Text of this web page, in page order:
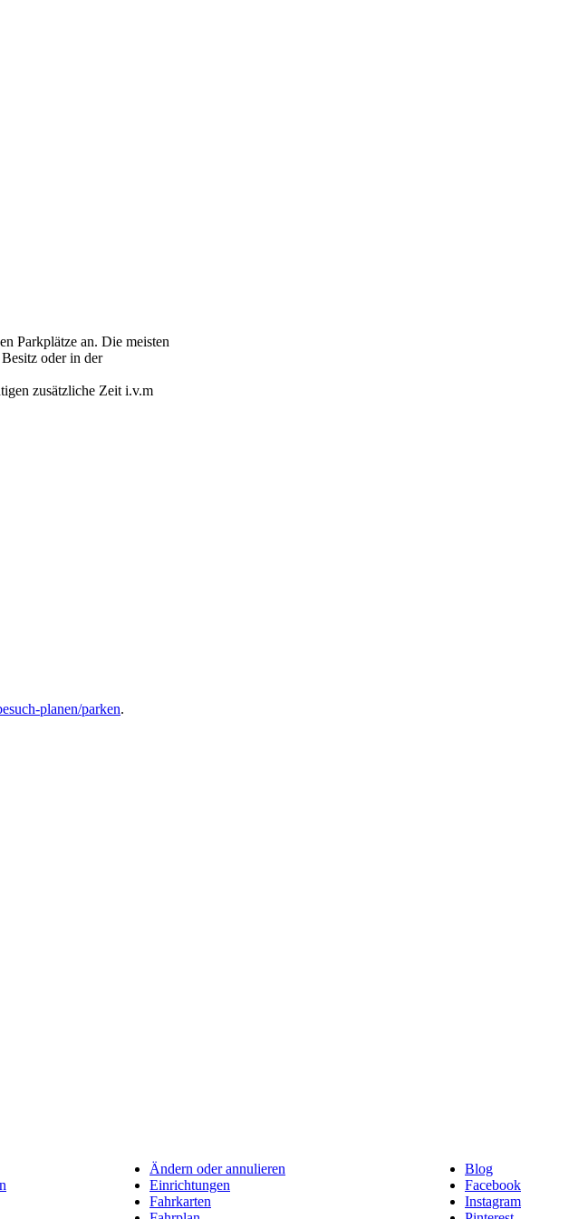
Parkplätze an. Die meisten
oder in der
zusätzliche Zeit i.v.m
planen/parken.
Ändern oder annulieren
Einrichtungen
Fahrkarten
Blog
Facebook
Instagram